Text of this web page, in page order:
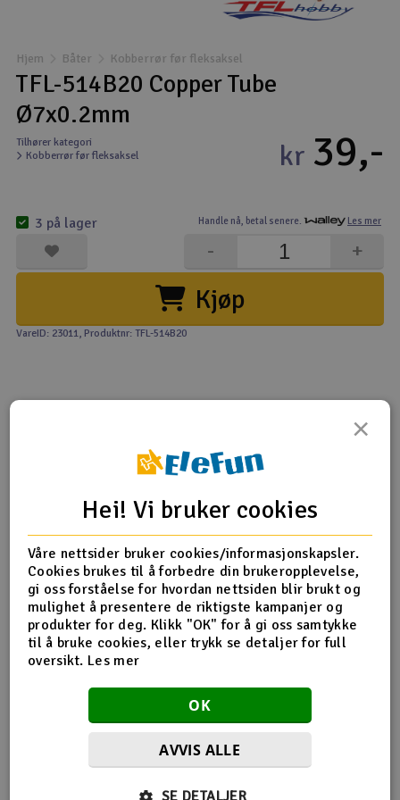
Droner
Droner for FPV
Fly
Helikopter
Kamerautstyr
Modellbygging, LEGO & byggesett
Modelljernbane
Radioutstyr
Raketter
Smarthjem, lek & hobby
Solenergi
Sparkesykler & elkjøretøy
Verktøy, utstyr & tilbehør
Hjem Båter Kobberrør før fleksaksel
TFL-514B20 Copper Tube
Ø7x0.2mm
Tilhører kategori
Kobberrør før fleksaksel
Handle nå, betal senere. Les mer
kr 39,-
Kjøp
+
-
3 på lager
VareID: 23011, Produktnr: TFL-514B20
Produktinformasjon
TFL-514B20 Copper Tube Ø7x0.2mm
Flere detaljer
forbundet med
TFL Patron Saint EP - 2.4Ghz RTR
TFL Popeye Racing Boat - ARTR
×
Hei! Vi bruker cookies
Våre nettsider bruker cookies/informasjonskapsler.
Cookies brukes til å forbedre din brukeropplevelse,
gi oss forståelse for hvordan nettsiden blir brukt og
mulighet å presentere de riktigste kampanjer og
produkter for deg. Klikk "OK" for å gi oss samtykke
til å bruke cookies, eller trykk se detaljer for full
oversikt. Les mer
OK
AVVIS ALLE
SE DETALJER